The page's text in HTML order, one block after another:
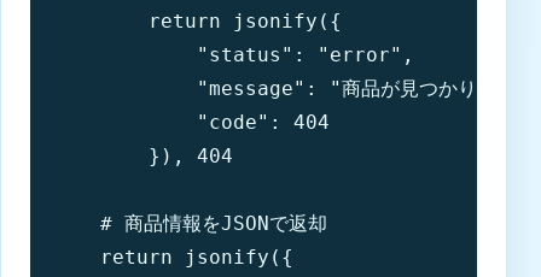
        return jsonify({
            "status": "error",
"message": "商品が見つかりません
            "code": 404
        }), 404
    # 商品情報をJSONで返却
    return jsonify({